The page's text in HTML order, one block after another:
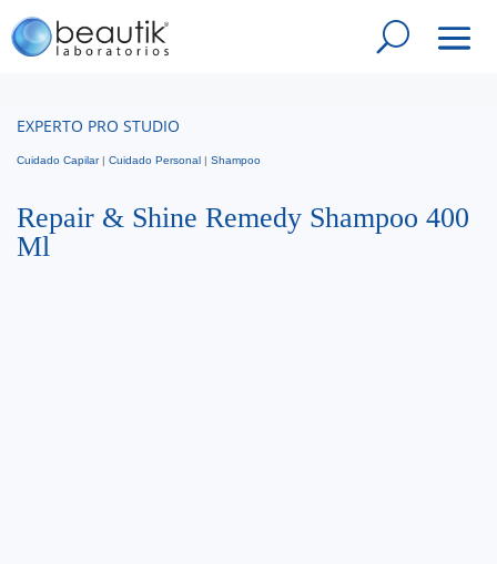
EXPERTO PRO STUDIO
Cuidado Capilar| Cuidado Personal | Shampoo
Repair & Shine Remedy Shampoo 400
Ml